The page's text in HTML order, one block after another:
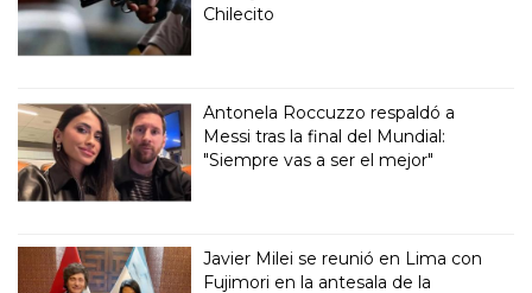
Chilecito
Antonela Roccuzzo respaldó a
Messi tras la final del Mundial:
"Siempre vas a ser el mejor"
Javier Milei se reunió en Lima con
Fujimori en la antesala de la